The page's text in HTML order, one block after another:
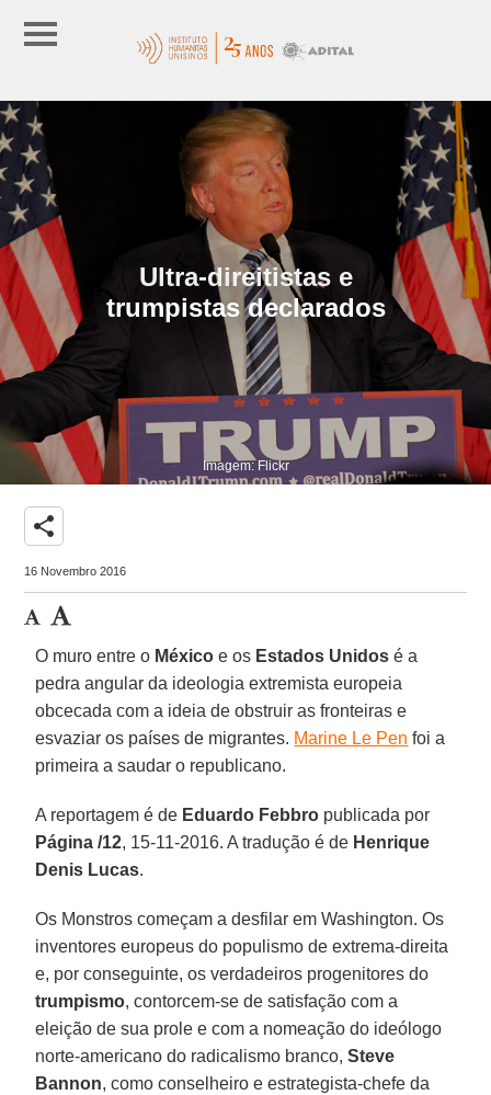
Ultra-direitistas e
trumpistas declarados
Imagem: Flickr
share
16 Novembro 2016
O muro entre o México e os Estados Unidos é a
pedra angular da ideologia extremista europeia
obcecada com a ideia de obstruir as fronteiras e
esvaziar os países de migrantes. Marine Le Pen foi a
primeira a saudar o republicano.
A reportagem é de Eduardo Febbro publicada por
Página /12, 15-11-2016. A tradução é de Henrique
Denis Lucas.
Os Monstros começam a desfilar em Washington. Os
inventores europeus do populismo de extrema-direita
e, por conseguinte, os verdadeiros progenitores do
trumpismo, contorcem-se de satisfação com a
eleição de sua prole e com a nomeação do ideólogo
norte-americano do radicalismo branco,Steve
Bannon, como conselheiro e estrategista-chefe da